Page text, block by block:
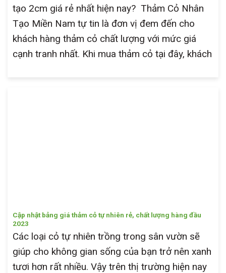
tạo 2cm giá rẻ nhất hiện nay? Thảm Cỏ Nhân
Tạo Miền Nam tự tin là đơn vị đem đến cho
khách hàng thảm cỏ chất lượng với mức giá
cạnh tranh nhất. Khi mua thảm cỏ tại đây, khách
Cập nhật bảng giá thảm cỏ tự nhiên rẻ, chất lượng hàng đầu
2023
Các loại cỏ tự nhiên trồng trong sân vườn sẽ
giúp cho không gian sống của bạn trở nên xanh
tươi hơn rất nhiều. Vậy trên thị trường hiện nay